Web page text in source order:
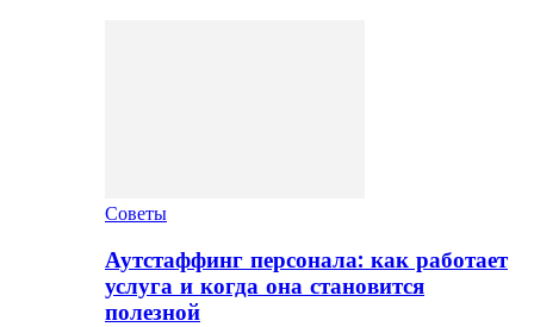
Советы
Аутстаффинг персонала: как работает
услуга и когда она становится
полезной